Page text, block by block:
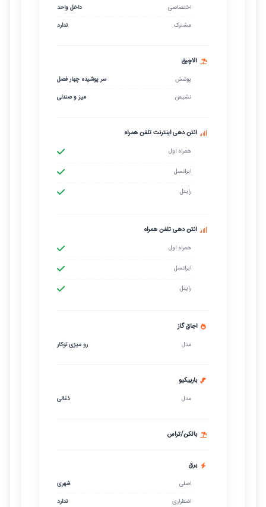
اختصاصی
داخل واحد
مشترک
ندارد
آلاچیق
پوشش
سر پوشیده چهار فصل
نشیمن
میز و صندلی
آنتن دهی اینترنت تلفن همراه
همراه اول
ایرانسل
رایتل
آنتن دهی تلفن همراه
همراه اول
ایرانسل
رایتل
اجاق گاز
مدل رو میزی توکار
باربیکیو
مدل ذغالی
بالکن/تراس
برق
اصلی
شهری
اضطراری
ندارد